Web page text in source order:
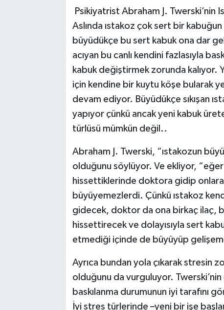
Psikiyatrist Abraham J.
Aslında ıstakoz çok sert bir
büyüdükçe bu sert kabuk ona dar
acıyan bu canlı kendini fazlasıyla
kabuk değiştirmek zorunda kalıyor.
için kendine bir kuytu köşe bularak
devam ediyor. Büyüdükçe sıkışan
yapıyor çünkü ancak yeni kabuk
türlüsü mümkün değil..
Abraham J. Twerski, “ıstakozun
olduğunu söylüyor. Ve ekliyor, “eğer
hissettiklerinde doktora gidip onlara
büyüyemezlerdi. Çünkü ıstakoz
gidecek, doktor da ona birkaç ilaç,
hissettirecek ve dolayısıyla sert
etmediği içinde de büyüyüp
Ayrıca bundan yola çıkarak stresin
olduğunu da vurguluyor. Twerski’nin
baskılanma durumunun iyi tarafını
İyi stres türlerinde –yeni bir işe